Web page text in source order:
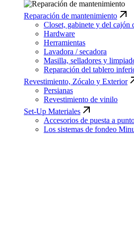
Reparación de mantenimiento
Closet, gabinete y del cajón
Hardware
Herramientas
Lavadora / secadora
Masilla, selladores y
Reparación del tablero
Revestimiento, Zócalo y Exterior
Persianas
Revestimiento de vinilo
Set-Up Materiales
Accesorios de puesta a
Los sistemas de fondeo